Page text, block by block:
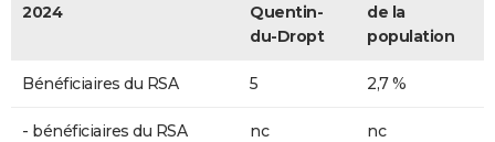
2024
Quentin-
du-Dropt
de la
population
Bénéficiaires du RSA 5 2,7 %
- bénéficiaires du RSA
nc nc